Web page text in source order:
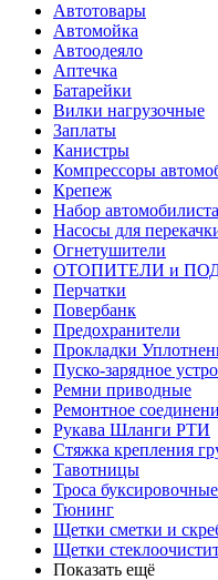
Автотовары
Автомойка
Автоодеяло
Аптечка
Батарейки
Вилки нагрузочные
Заплаты
Канистры
Компрессоры
Крепеж
Набор автомобилиста
Насосы для
Огнетушители
ОТОПИТЕЛИ и
Перчатки
Повербанк
Предохранители
Прокладки
Пуско-зарядное
Ремни приводные
Ремонтное
Рукава Шланги РТИ
Стяжка крепления
Тавотницы
Троса
Тюнинг
Щетки сметки и
Щетки
Показать ещё